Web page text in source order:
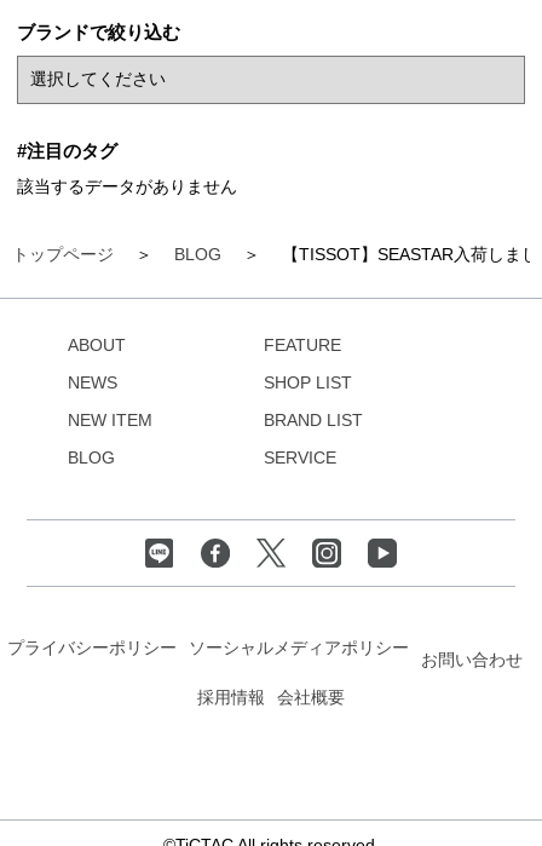
トップページ BLOG 【TISSOT】SEASTAR入荷しま
ブランドで絞り込む
#注目のタグ
該当するデータがありません
ABOUT
NEWS
NEW ITEM
BLOG
FEATURE
SHOP LIST
BRAND LIST
SERVICE
プライバシーポリシー ソーシャルメディアポリシー
お問い合わせ
採用情報
会社概要